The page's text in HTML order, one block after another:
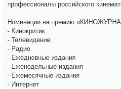
профессионалы российского
Номинации на премию
- Кинокритик
- Телевидение
- Радио
- Ежедневные издания
- Еженедельные издания
- Ежемесячные издания
- Интернет